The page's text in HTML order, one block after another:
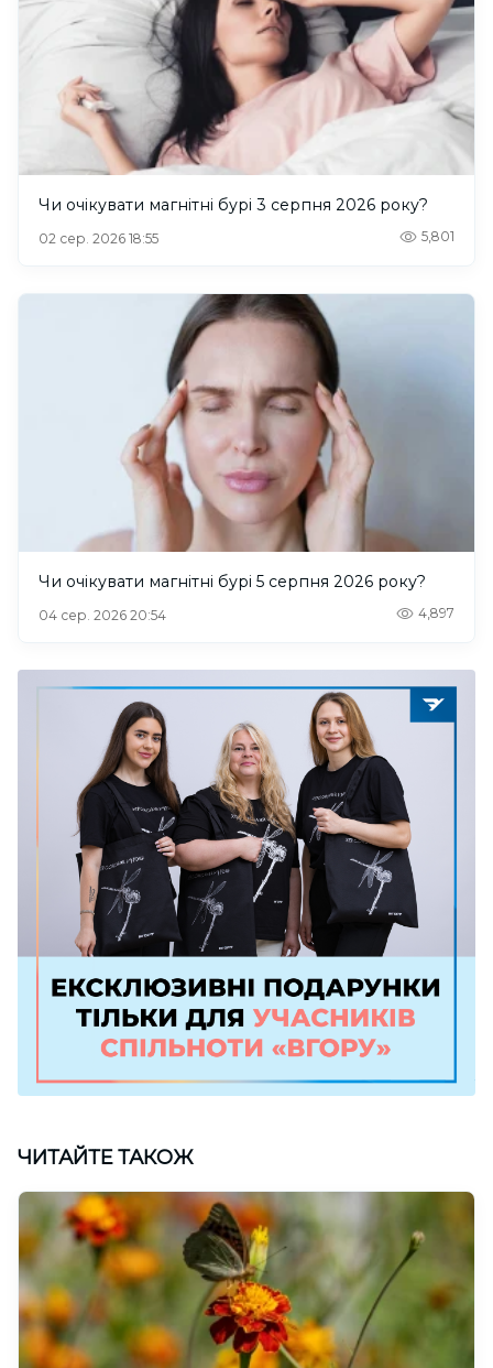
Чи очікувати магнітні бурі 3 серпня 2026 року?
02 сер. 2026 18:55 5,801
Чи очікувати магнітні бурі 5 серпня 2026 року?
04 сер. 2026 20:54 4,897
ЧИТАЙТЕ ТАКОЖ